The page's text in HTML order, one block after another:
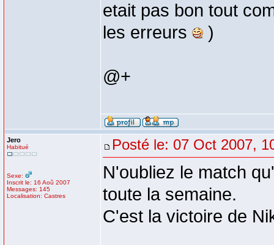
etait pas bon tout
les erreurs
)
@+
Jero
Habitué
Sexe:
Inscrit le: 16 Aoû 2007
Messages: 145
Localisation: Castres
Posté le: 07 Oct 2007,
N'oubliez le match
toute la semaine.
C'est la victoire de